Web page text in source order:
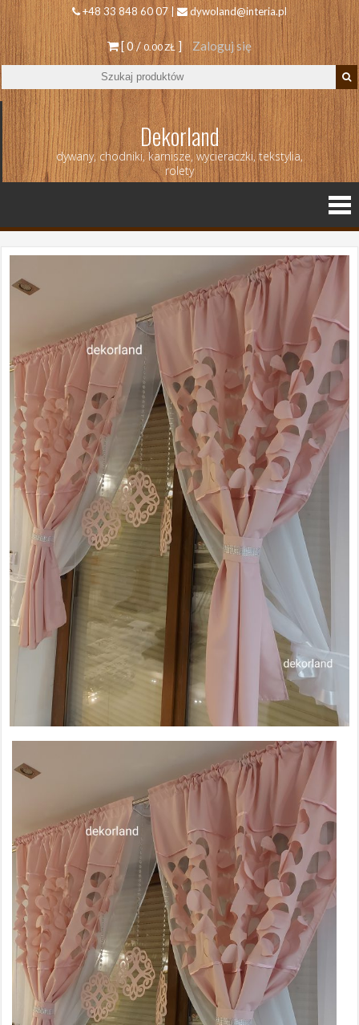
+48 33 848 60 07 | dywoland@interia.pl
[ 0 /0.00 ZŁ ] Zaloguj się
Dekorland
dywany, chodniki, karnisze, wycieraczki, tekstylia,
rolety